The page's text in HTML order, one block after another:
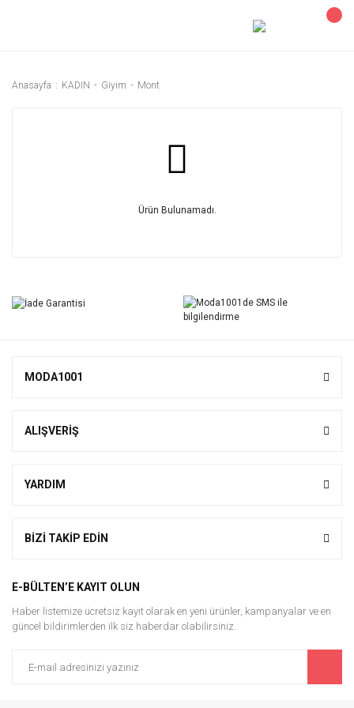
Anasayfa KADIN Giyim Mont
Ürün Bulunamadı.
MODA1001
ALIŞVERİŞ
YARDIM
BİZİ TAKİP EDİN
E-BÜLTEN’E KAYIT OLUN
Haber listemize ücretsiz kayıt olarak en yeni ürünler, kampanyalar ve en
güncel bildirimlerden ilk siz haberdar olabilirsiniz.